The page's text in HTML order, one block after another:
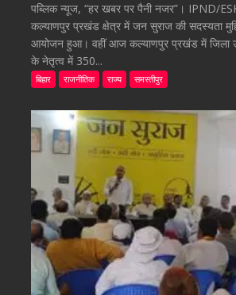
पब्लिक न्यूज, “हर खबर पर पैनी नजर”। IPND/
कल्याणपुर प्रखंड क्षेत्र में जन सुराज की सदस्यता
आयोजन हुआ। वहीं आज कल्याणपुर प्रखंड में जिला
के नेतृत्व में 350...
बिहार राजनीतिक राज्य समस्तीपुर